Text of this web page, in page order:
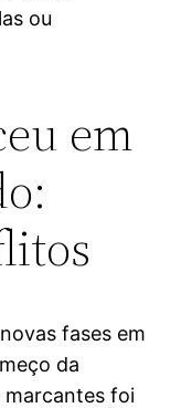
ou
em
fases em
da
marcantes foi